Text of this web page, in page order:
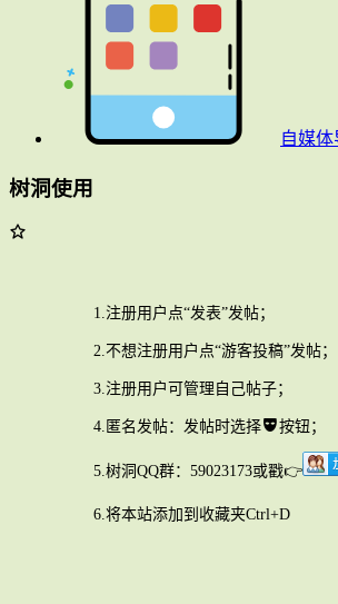
自媒体
树洞使用
1.注册用户点“发表”发帖；
2.不想注册用户点“游客投稿”发帖；
3.注册用户可管理自己帖子；
4.匿名发帖：发帖时选择 按钮；
5.树洞QQ群：59023173或戳👉
6.将本站添加到收藏夹Ctrl+D